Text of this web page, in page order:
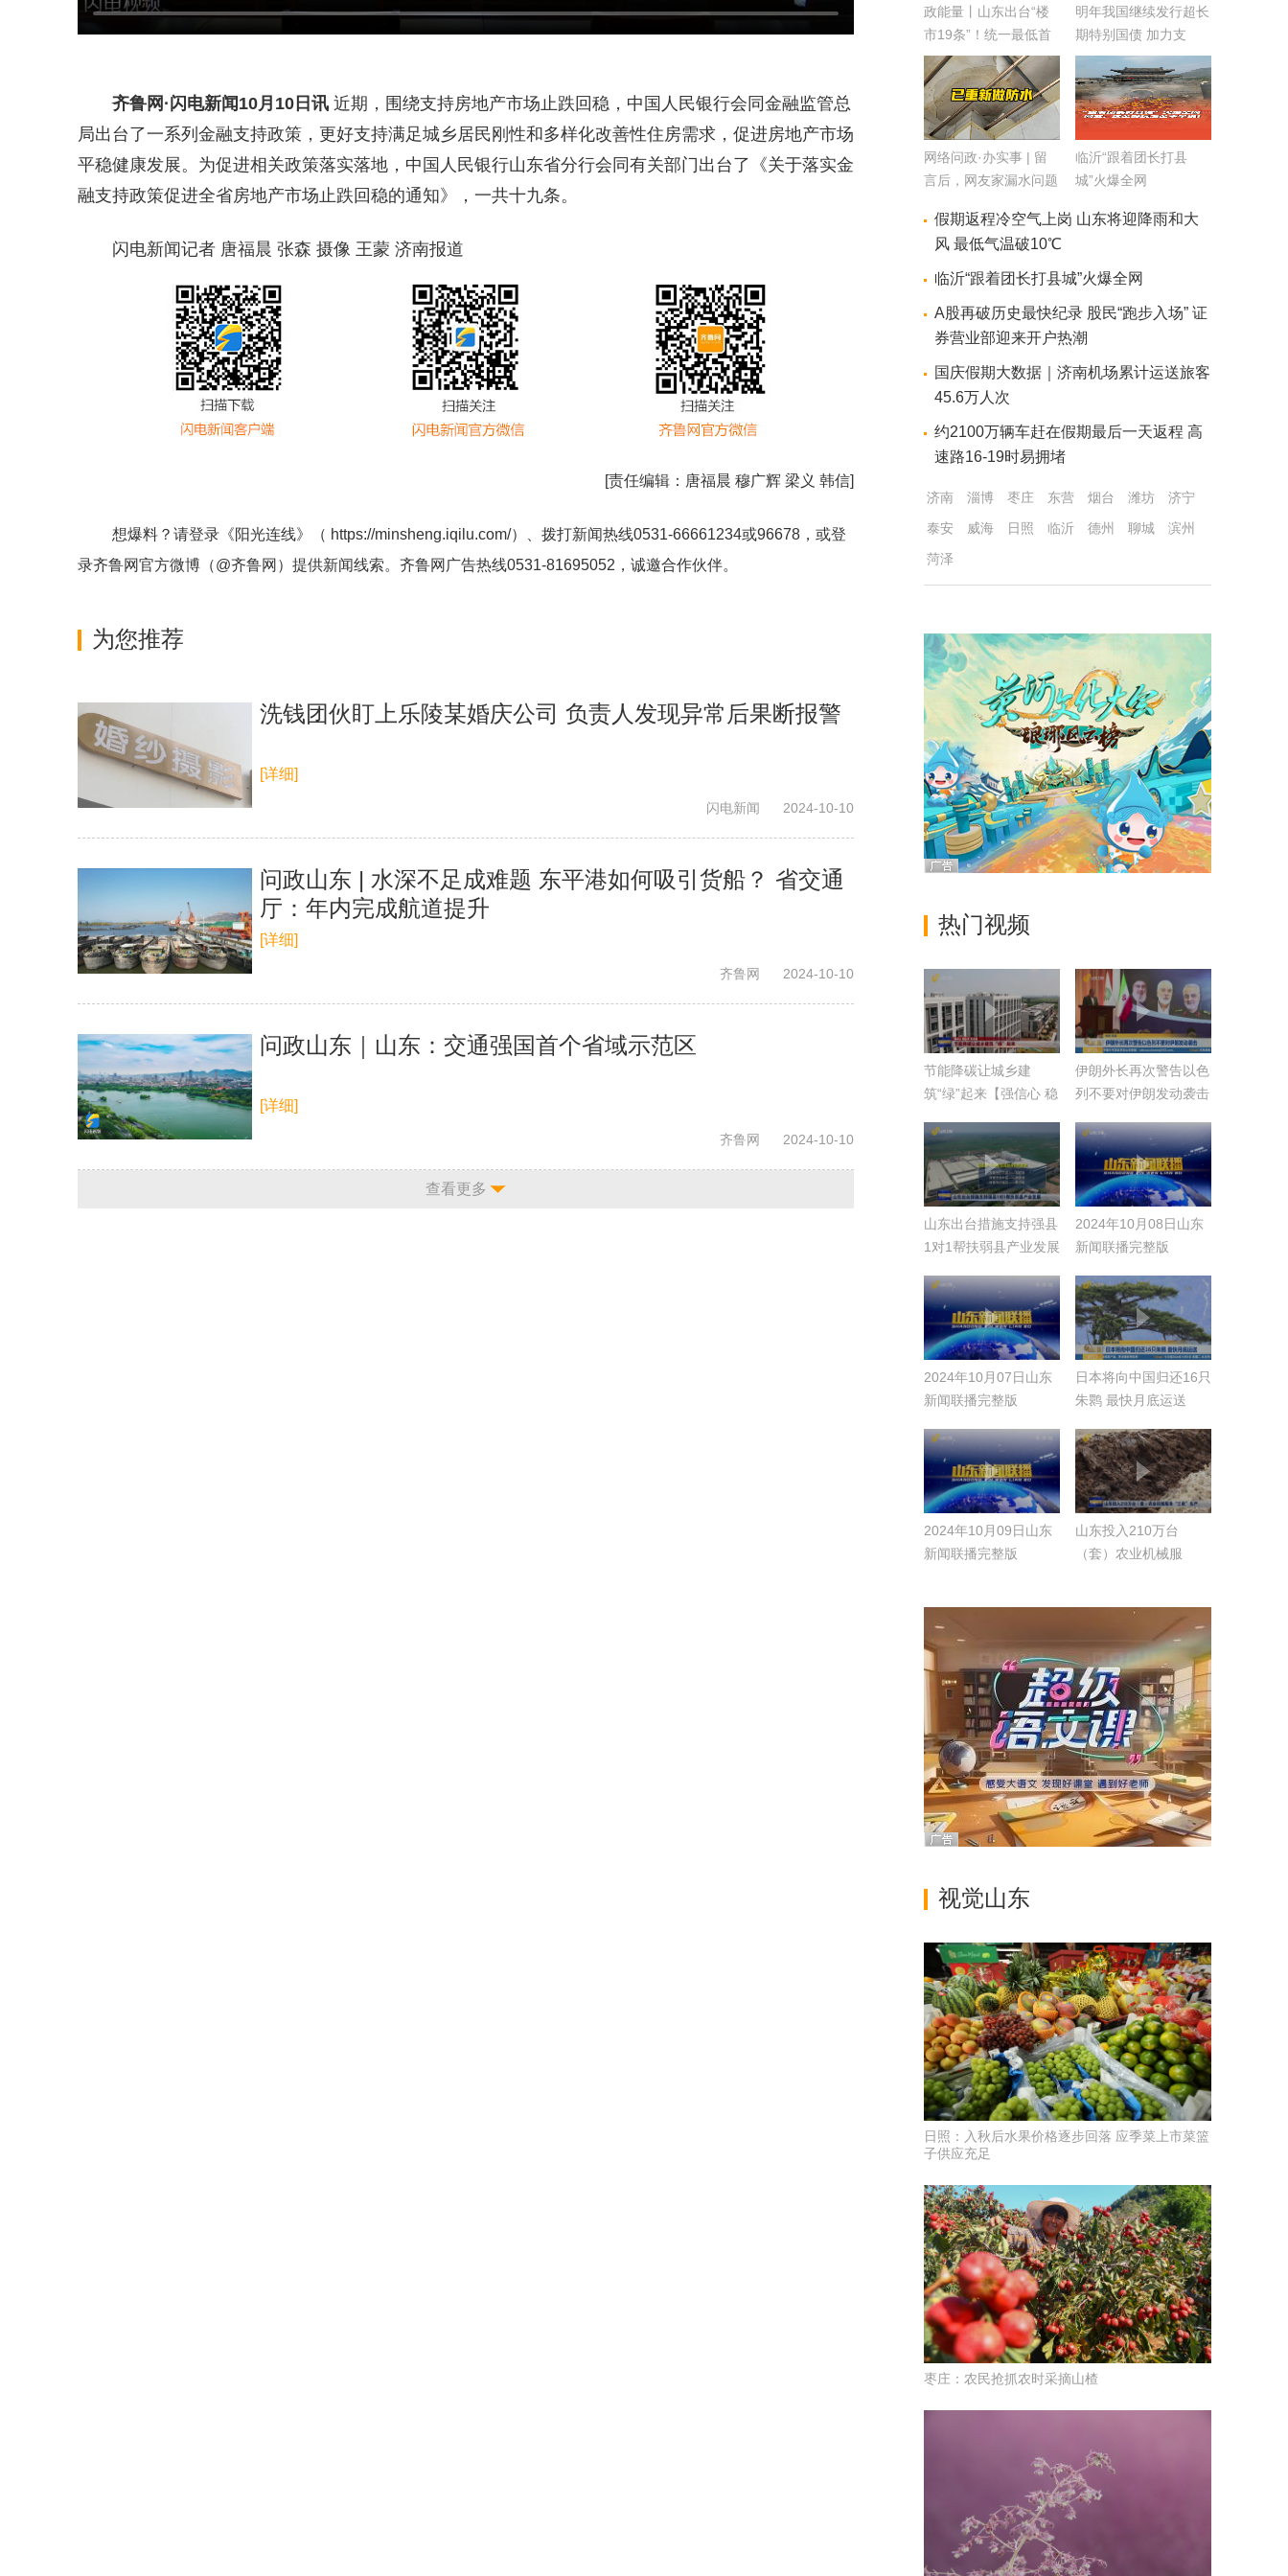
齐鲁网 ·闪电新闻10月10日讯近期，围绕支持房地产市场止跌回稳，中国人民银行会同金融监管总
局出台了一系列金融支持政策，更好支持满足城乡居民刚性和多样化改善性住房需求，促进房地产市场
平稳健康发展。为促进相关政策落实落地，中国人民银行山东省分行会同有关部门出台了《关于落实金
融支持政策促进全省房地产市场止跌回稳的通知》，一共十九条。
闪电新闻记者 唐福晨 张森 摄像 王蒙 济南报道
[责任编辑： 唐福晨 穆广辉 梁义 韩信]
想爆料？请登录《阳光连线》（ https://minsheng.iqilu.com/）、拨打新闻热线0531-66661234或96678，或登
录齐鲁网官方微博（@齐鲁网 ）提供新闻线索。齐鲁网广告热线0531-81695052 ，诚邀合作伙伴。
为您推荐
洗钱团伙盯上乐陵某婚庆公司 负责人发现异常后果断报警
[详细]
闪电新闻 2024-10-10
问政山东 | 水深不足成难题 东平港如何吸引货船？ 省交通
厅：年内完成航道提升
[详细]
齐鲁网 2024-10-10
问政山东｜山东：交通强国首个省域示范区
[详细]
齐鲁网 2024-10-10
查看更多
政能量丨山东出台“楼
市19条”！统一最低首
付比例、降低存量房贷
利率
明年我国继续发行超长
期特别国债 加力支
持“两重”建设
网络问政·办实事 | 留
言后，网友家漏水问题
临沂“跟着团长打县
城”火爆全网
假期返程冷空气上岗 山东将迎降雨和大
风 最低气温破10℃
临沂“跟着团长打县城”火爆全网
A股再破历史最快纪录 股民“跑步入场” 证
券营业部迎来开户热潮
国庆假期大数据｜济南机场累计运送旅客
45.6万人次
约2100万辆车赶在假期最后一天返程 高
速路16-19时易拥堵
济南 淄博 枣庄 东营 烟台 潍坊
济宁
泰安
威海 日照 临沂 德州 聊城
滨州
菏泽
热门视频
节能降碳让城乡建
筑“绿”起来【强信心 稳
伊朗外长再次警告以色
列不要对伊朗发动袭击
山东出台措施支持强县
1对1帮扶弱县产业发展
2024年10月08日山东
新闻联播完整版
2024年10月07日山东
新闻联播完整版
日本将向中国归还16只
朱鹮 最快月底运送
2024年10月09日山东
新闻联播完整版
山东投入210万台
（套）农业机械服
视觉山东
日照：入秋后水果价格逐步回落 应季菜上市菜篮
子供应充足
枣庄：农民抢抓农时采摘山楂